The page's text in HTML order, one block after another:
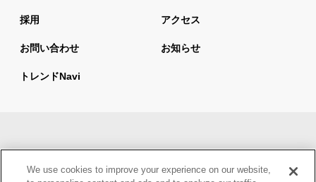
採用 アクセス
お問い合わせ お知らせ
トレンドnavi
情報セキュリティ基本方針 個人情報保護方針
We use cookies to improve your experience on our website,